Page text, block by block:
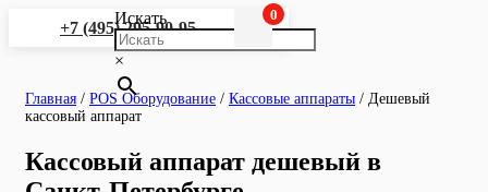
+7 (495) 295-90-95
Искать
×
0
Главная / POS Оборудование / Кассовые аппараты / Дешевый
кассовый аппарат
Кассовый аппарат дешевый в